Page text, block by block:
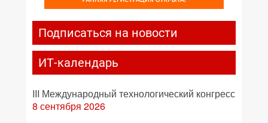
Подписаться на новости
ИТ-календарь
III Международный технологический конгресс
8 сентября 2026